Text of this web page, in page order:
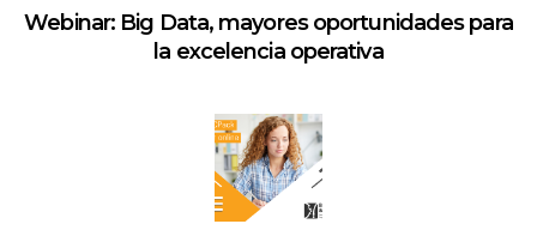
Webinar: Big Data, mayores oportunidades para
la excelencia operativa